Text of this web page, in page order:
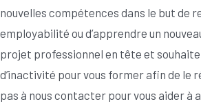
nouvelles compétences dans le but de
employabilité ou d’apprendre un
projet professionnel en tête et
d’inactivité pour vous former afin de le
pas à nous contacter pour vous aider à